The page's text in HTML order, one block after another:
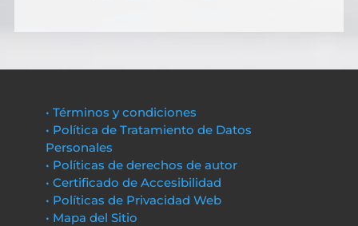
• Términos y condiciones
• Política de Tratamiento de Datos
Personales
• Políticas de derechos de autor
• Certificado de Accesibilidad
• Políticas de Privacidad Web
• Mapa del Sitio